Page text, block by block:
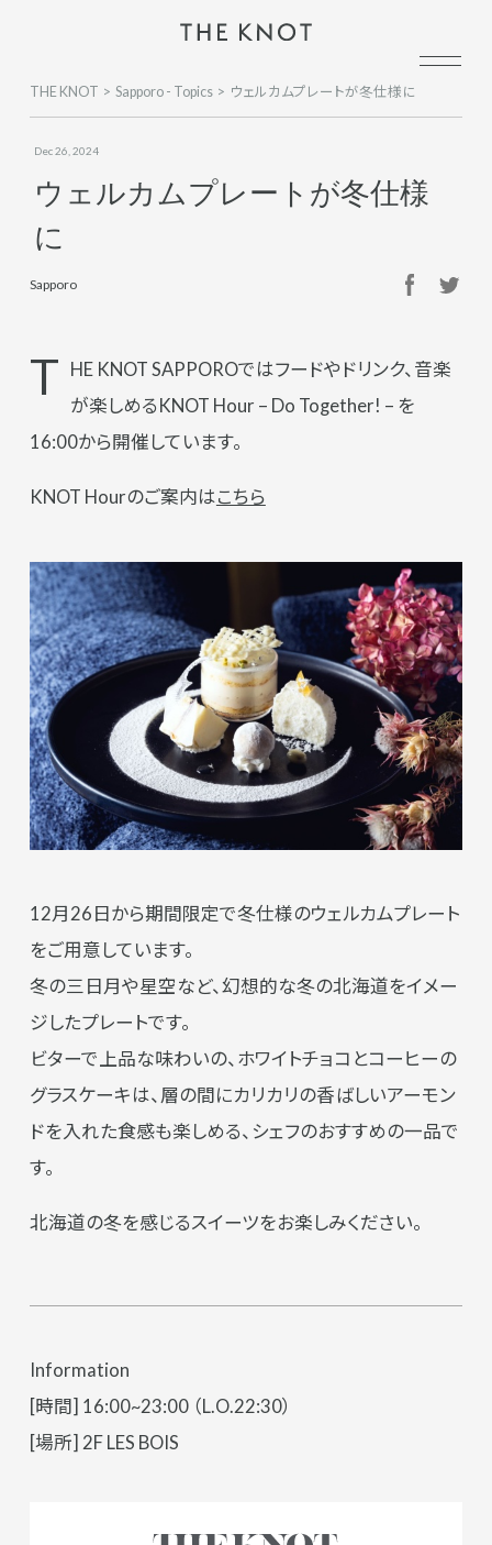
THE KNOT Sapporo - Topics ウェルカムプレートが冬仕様に
ウェルカムプレートが冬仕様
に
Dec 26, 2024
Sapporo
T
HE KNOT SAPPOROではフードやドリンク、音楽
が楽しめるKNOT Hour – Do Together! – を
16:00から開催しています。
KNOT Hourのご案内はこちら
12月26日から期間限定で冬仕様のウェルカムプレート
をご用意しています。
冬の三日月や星空など、幻想的な冬の北海道をイメー
ジしたプレートです。
ビターで上品な味わいの、ホワイトチョコとコーヒーの
グラスケーキは、層の間にカリカリの香ばしいアーモン
ドを入れた食感も楽しめる、シェフのおすすめの一品で
す。
北海道の冬を感じるスイーツをお楽しみください。
Information
[時間] 16:00~23:00 （L.O.22:30）
[場所] 2F LES BOIS